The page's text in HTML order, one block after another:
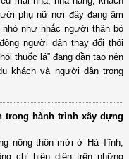
phụ nữ nơi đây đang âm
như nhắc người thân bỏ
người dân thay đổi thói
thuốc lá” đang dần tạo nên
khách và người dân trong
trong hành trình xây dựng
nông thôn mới ở Hà Tĩnh,
chỉ hiện diện trên những